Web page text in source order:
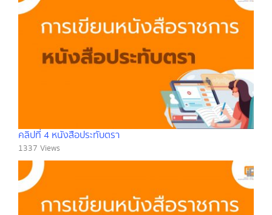
คลิปที่ 4 หนังสือประทับตรา
1337 Views